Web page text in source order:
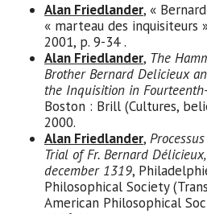
Alan Friedlander, «
« marteau des inquisiteurs
2001, p. 9-34 .
Alan Friedlander, The
Brother Bernard Delicieux
the Inquisition in
Boston : Brill (Cultures,
2000.
Alan Friedlander,
Trial of Fr. Bernard
december 1319,
Philosophical Society
American Philosophical